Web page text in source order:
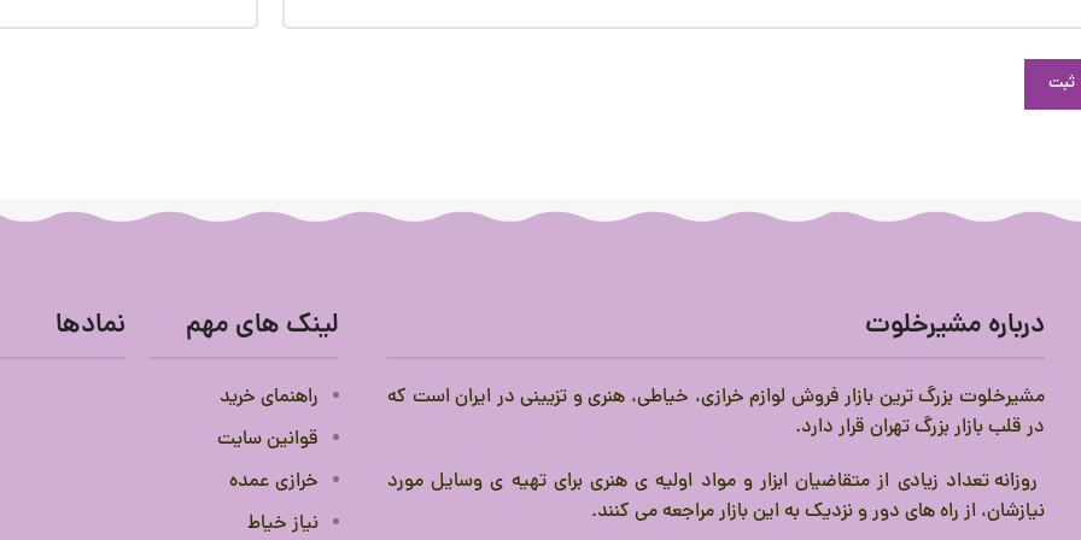
درباره مشیرخلوت
مشیرخلوت بزرگ ترین بازار فروش لوازم خرازی، خیاطی، هنری و تزیینی در ایران است که
در قلب بازار بزرگ تهران قرار دارد.
روزانه تعداد زیادی از متقاضیان ابزار و مواد اولیه ی هنری برای تهیه ی وسایل مورد
نیازشان، از راه های دور و نزدیک به این بازار مراجعه می کنند.
لینک های مهم
راهنمای خرید
قوانین سایت
خرازی عمده
نیاز خیاط
نمادها